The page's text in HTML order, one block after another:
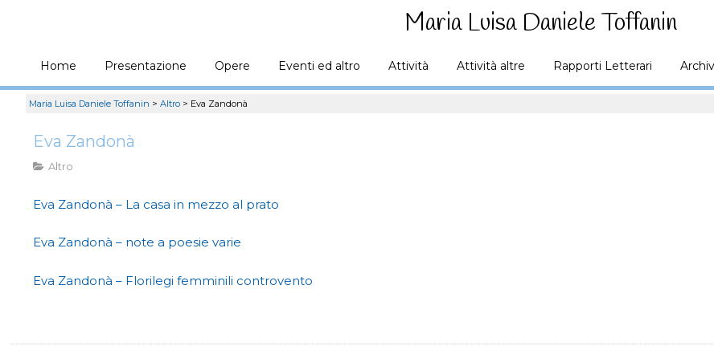
Maria Luisa Daniele Toffanin
Home Presentazione Opere Eventi ed altro Attività Attività altre Rapporti Letterari
Maria Luisa Daniele Toffanin > Altro > Eva Zandonà
Eva Zandonà
Altro
Eva Zandonà – La casa in mezzo al prato
Eva Zandonà – note a poesie varie
Eva Zandonà – Florilegi femminili controvento